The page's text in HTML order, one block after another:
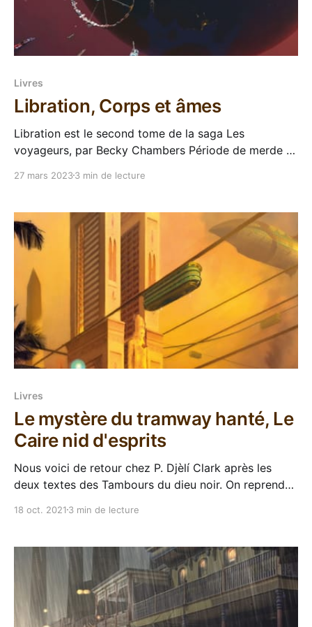
Livres
Libration, Corps et âmes
Libration est le second tome de la saga Les
voyageurs, par Becky Chambers Période de merde ?
cramer ? Je crois qu'il est l'heure de ressortir un
27 mars 20233 min de lecture
Livres
Le mystère du tramway hanté, Le
Caire nid d'esprits
Nous voici de retour chez P. Djèlí Clark après les
deux textes des Tambours du dieu noir. On reprend
qui nous a été présenté dans L’étrange affaire du
intitulé
18 oct. 2021 3 min de lecture